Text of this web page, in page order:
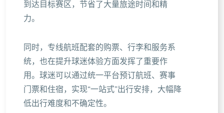
到达目标赛区，节省了大量旅途时间和精
力。
同时，专线航班配套的购票、行李和服务系
统，也在提升球迷体验方面发挥了重要作
用。球迷可以通过统一平台预订航班、赛事
门票和住宿，实现“一站式”出行安排，大幅降
低出行难度和不确定性。